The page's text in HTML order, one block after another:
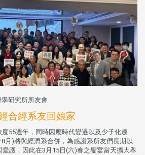
研究所所友會
合經系友回娘家
55週年，同時因應時代變遷以及少子化趨
月)將與經濟系合併，為感謝系所友們長期以
護，因此在3月15日(六)春之饗宴當天擴大舉